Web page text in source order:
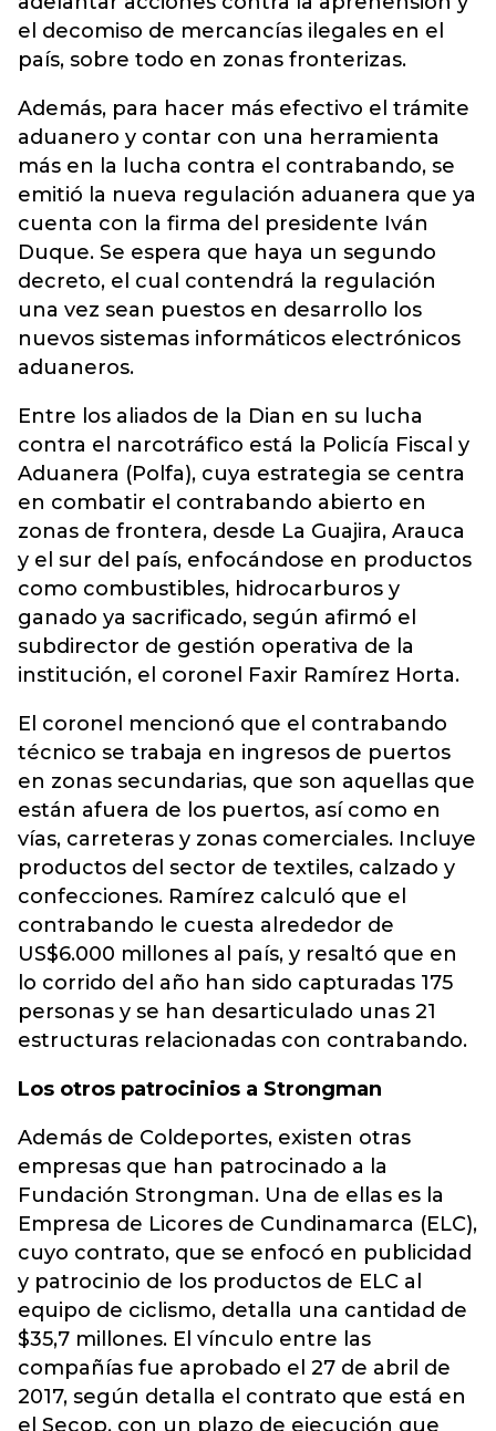
el decomiso de mercancías ilegales en el
país, sobre todo en zonas fronterizas.
Además, para hacer más efectivo el trámite
aduanero y contar con una herramienta
más en la lucha contra el contrabando, se
emitió la nueva regulación aduanera que ya
cuenta con la firma del presidente Iván
Duque. Se espera que haya un segundo
decreto, el cual contendrá la regulación
una vez sean puestos en desarrollo los
nuevos sistemas informáticos electrónicos
aduaneros.
Entre los aliados de la Dian en su lucha
contra el narcotráfico está la Policía Fiscal y
Aduanera (Polfa), cuya estrategia se centra
en combatir el contrabando abierto en
zonas de frontera, desde La Guajira, Arauca
y el sur del país, enfocándose en productos
como combustibles, hidrocarburos y
ganado ya sacrificado, según afirmó el
subdirector de gestión operativa de la
institución, el coronel Faxir Ramírez Horta.
El coronel mencionó que el contrabando
técnico se trabaja en ingresos de puertos
en zonas secundarias, que son aquellas que
están afuera de los puertos, así como en
vías, carreteras y zonas comerciales. Incluye
productos del sector de textiles, calzado y
confecciones. Ramírez calculó que el
contrabando le cuesta alrededor de
US$6.000 millones al país, y resaltó que en
lo corrido del año han sido capturadas 175
personas y se han desarticulado unas 21
estructuras relacionadas con contrabando.
Los otros patrocinios a Strongman
Además de Coldeportes, existen otras
empresas que han patrocinado a la
Fundación Strongman. Una de ellas es la
Empresa de Licores de Cundinamarca (ELC),
cuyo contrato, que se enfocó en publicidad
y patrocinio de los productos de ELC al
equipo de ciclismo, detalla una cantidad de
$35,7 millones. El vínculo entre las
compañías fue aprobado el 27 de abril de
2017, según detalla el contrato que está en
el Secop, con un plazo de ejecución que